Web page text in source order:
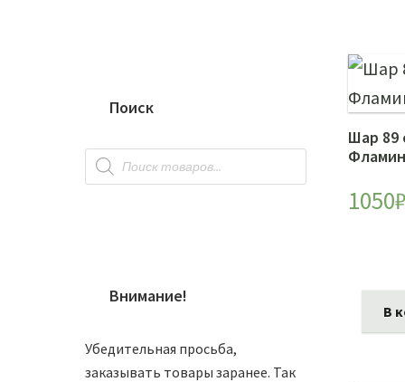
Шар 89
1050
В
Поиск
Поиск
товаров
Внимание!
Убедительная просьба,
заказывать товары заранее. Так